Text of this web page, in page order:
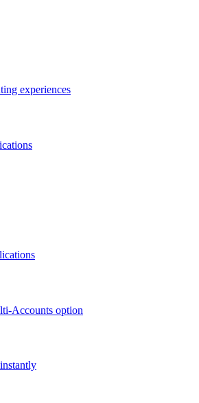
experiences
Accounts option